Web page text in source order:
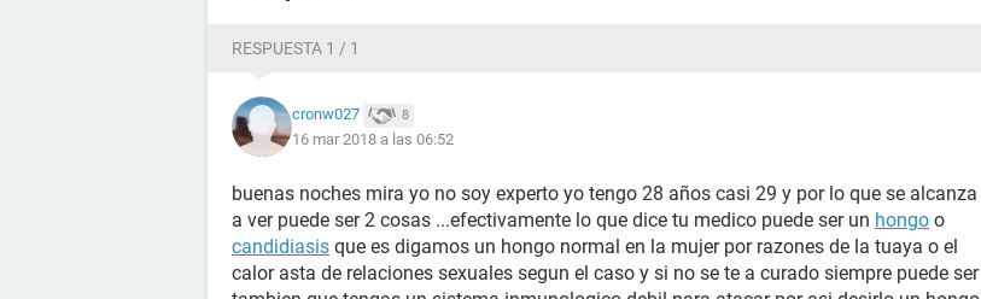
RESPUESTA 1 / 1
cronw027 8
16 mar 2018 a las 06:52
buenas noches mira yo no soy experto yo tengo 28 años casi 29 y por lo que se alcanza
a ver puede ser 2 cosas ...efectivamente lo que dice tu medico puede ser un hongo o
candidiasis que es digamos un hongo normal en la mujer por razones de la tuaya o el
calor asta de relaciones sexuales segun el caso y si no se te a curado siempre puede ser